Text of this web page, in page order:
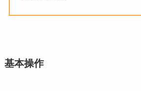
基本操作